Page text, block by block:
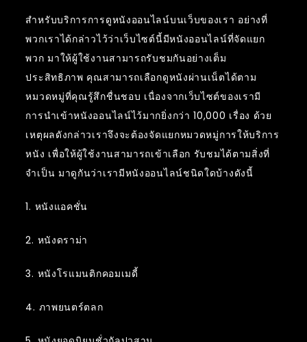
สำหรับบริการการดูหนังออนไลน์บนเว็บของเรา อย่างที่
พวกเราได้กล่าวไว้ว่าเว็บไซต์นี้มีหนังออนไลน์ที่จัดแยก
พวก มาให้ผู้ใช้งานสามารถรับชมกันอย่างเต็ม
ประสิทธิภาพ คุณสามารถเลือกดูหนังผ่านเน็ตได้ตาม
หมวดหมู่ที่คุณรู้สึกชื่นชอบ เนื่องจากเว็บไซต์ของเรามี
การนำเข้าหนังออนไลน์ไว้มากยิ่งกว่า 10,000 เรื่อง ด้วย
เหตุผลดังกล่าวเราจึงจะต้องจัดแยกหมวดหมู่การให้บริการ
หนัง เพื่อให้ผู้ใช้งานสามารถเข้าเลือก รับชมได้ตามสิ่งที่
จำเป็น มาดูกันว่าเรามีหนังออนไลน์ชนิดใดบ้างดังนี้
1. หนังแอคชั่น
2. หนังดราม่า
3. หนังโรแมนติกคอมเมดี้
4. ภาพยนตร์ตลก